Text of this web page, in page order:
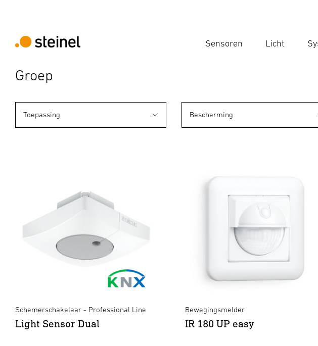
Sensoren Licht
Groep
Toepassing Bescherming
Schemerschakelaar - Professional Line
Light Sensor Dual
Bewegingsmelder
IR 180 UP easy